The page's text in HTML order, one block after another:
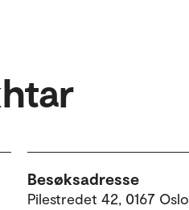
Besøksadresse
Pilestredet 42, 0167 Oslo